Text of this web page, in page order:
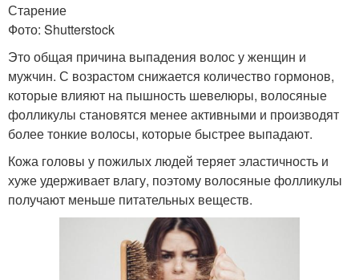
Старение
Фото: Shutterstock
Это общая причина выпадения волос у женщин и
мужчин. С возрастом снижается количество гормонов,
которые влияют на пышность шевелюры, волосяные
фолликулы становятся менее активными и производят
более тонкие волосы, которые быстрее выпадают.
Кожа головы у пожилых людей теряет эластичность и
хуже удерживает влагу, поэтому волосяные фолликулы
получают меньше питательных веществ.